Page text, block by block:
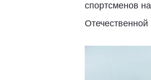
спортсменов
Отечественной